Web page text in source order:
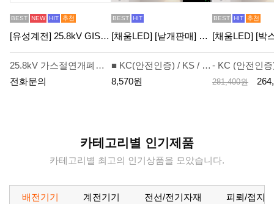
BEST NEW HIT 추천
[유성계전] 25.8kV GIS용 반도체소자 제어 릴레이 KIT (YSSR-0230) - 견적전용제품
25.8kV 가스절연개폐기(GIS, Gas Insulated Switchgear)의 현장제어반 (LCP, Local Control Panel) 기능을 고속 PLC(Programmable Logic Controller) 화하여 전력용 반도체 소자와 밀폐형 릴레이를 결합한 Hybrid형으로 기존의 가스절연개폐장치에 사용되는 보조 계전기의 단점을 개선한 Kit형 제품.
판
전화문의
BEST HIT
[채움LED] [낱개판매] 100% 국산6인치 led다운라이트 씨피엔텍 고효율 친환경 인증제품 욕실조명 천정조명
■ KC(안전인증) / KS / 고효율 / 친환경 인증제품 ■ 입체적인 방열 시스템 적용 및 내구성이 우수한 구조
판
8,570원
BEST HIT 추천
시
281,400원
판
카테고리별 인기제품
카테고리별 최고의 인기상품을 모았습니다.
배전기기 계전기기 전선/전기자재 피뢰/접지